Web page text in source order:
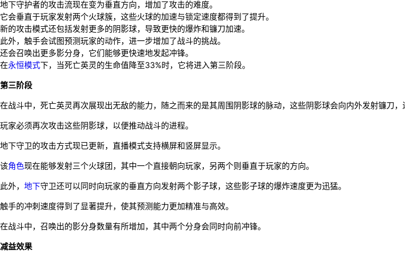
地下守护者的攻击流现在变为垂直方向，增加了攻击的难度。
它会垂直于玩家发射两个火球簇，这些火球的加速与锁定速度都得到了提升。
新的攻击模式还包括发射更多的阴影球，导致更快的爆炸和镰刀加速。
此外，触手会试图预测玩家的动作，进一步增加了战斗的挑战。
还会召唤出更多影分身，它们能够更快速地发起冲锋。
在永恒模式下，当死亡英灵的生命值降至33%时，它将进入第三阶段。
第三阶段
在战斗中，死亡英灵再次展现出无敌的能力，随之而来的是其周围阴影球的脉动，这些阴影球会向内外发射镰刀，
玩家必须再次攻击这些阴影球，以便推动战斗的进程。
地下守卫的攻击方式现已更新，直播模式支持横屏和竖屏显示。
该角色现在能够发射三个火球团，其中一个直接朝向玩家，另两个则垂直于玩家的方向。
此外， 地下守卫还可以同时向玩家的垂直方向发射两个影子球，这些影子球的爆炸速度更为迅猛。
触手的冲刺速度得到了显著提升，使其预测能力更加精准与高效。
在战斗中，召唤出的影分身数量有所增加，其中两个分身会同时向前冲锋。
减益效果